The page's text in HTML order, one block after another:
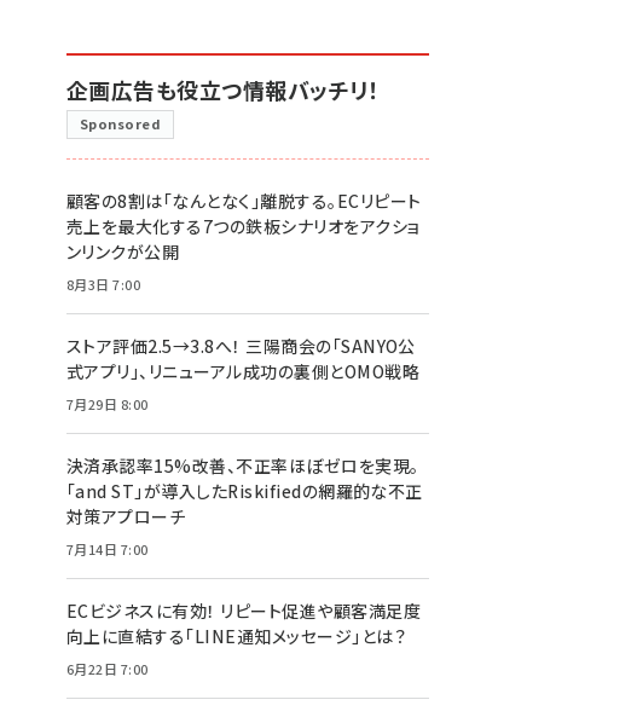
企画広告も役立つ情報バッチリ！
Sponsored
顧客の8割は「なんとなく」離脱する。ECリピート
売上を最大化する7つの鉄板シナリオをアクショ
ンリンクが公開
8月3日 7:00
ストア評価2.5→3.8へ！ 三陽商会の「SANYO公
式アプリ」、リニューアル成功の裏側とOMO戦略
7月29日 8:00
決済承認率15%改善、不正率ほぼゼロを実現。
「and ST」が導入したRiskifiedの網羅的な不正
対策アプローチ
7月14日 7:00
ECビジネスに有効！ リピート促進や顧客満足度
向上に直結する「LINE通知メッセージ」とは？
6月22日 7:00